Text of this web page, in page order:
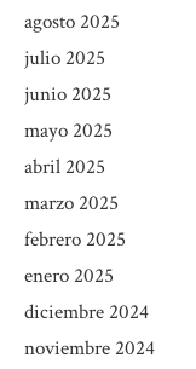
agosto 2025
julio 2025
junio 2025
mayo 2025
abril 2025
marzo 2025
febrero 2025
enero 2025
diciembre 2024
noviembre 2024